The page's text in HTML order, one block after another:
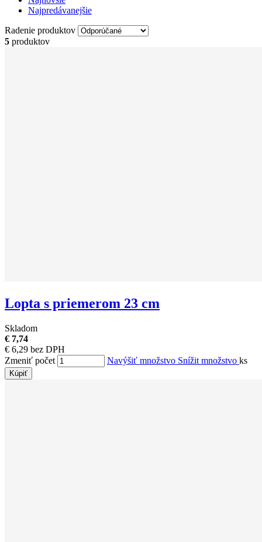
Najpredávanejšie
Radenie produktov
5 produktov
Lopta s priemerom 23 cm
Skladom
€ 7,74
€ 6,29 bez DPH
Zmeniť počet
Navýšiť množstvo Snížit množstvo ks
Kúpiť